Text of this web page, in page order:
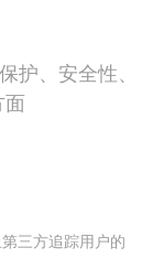
护、安全性、
面
三方追踪用户的